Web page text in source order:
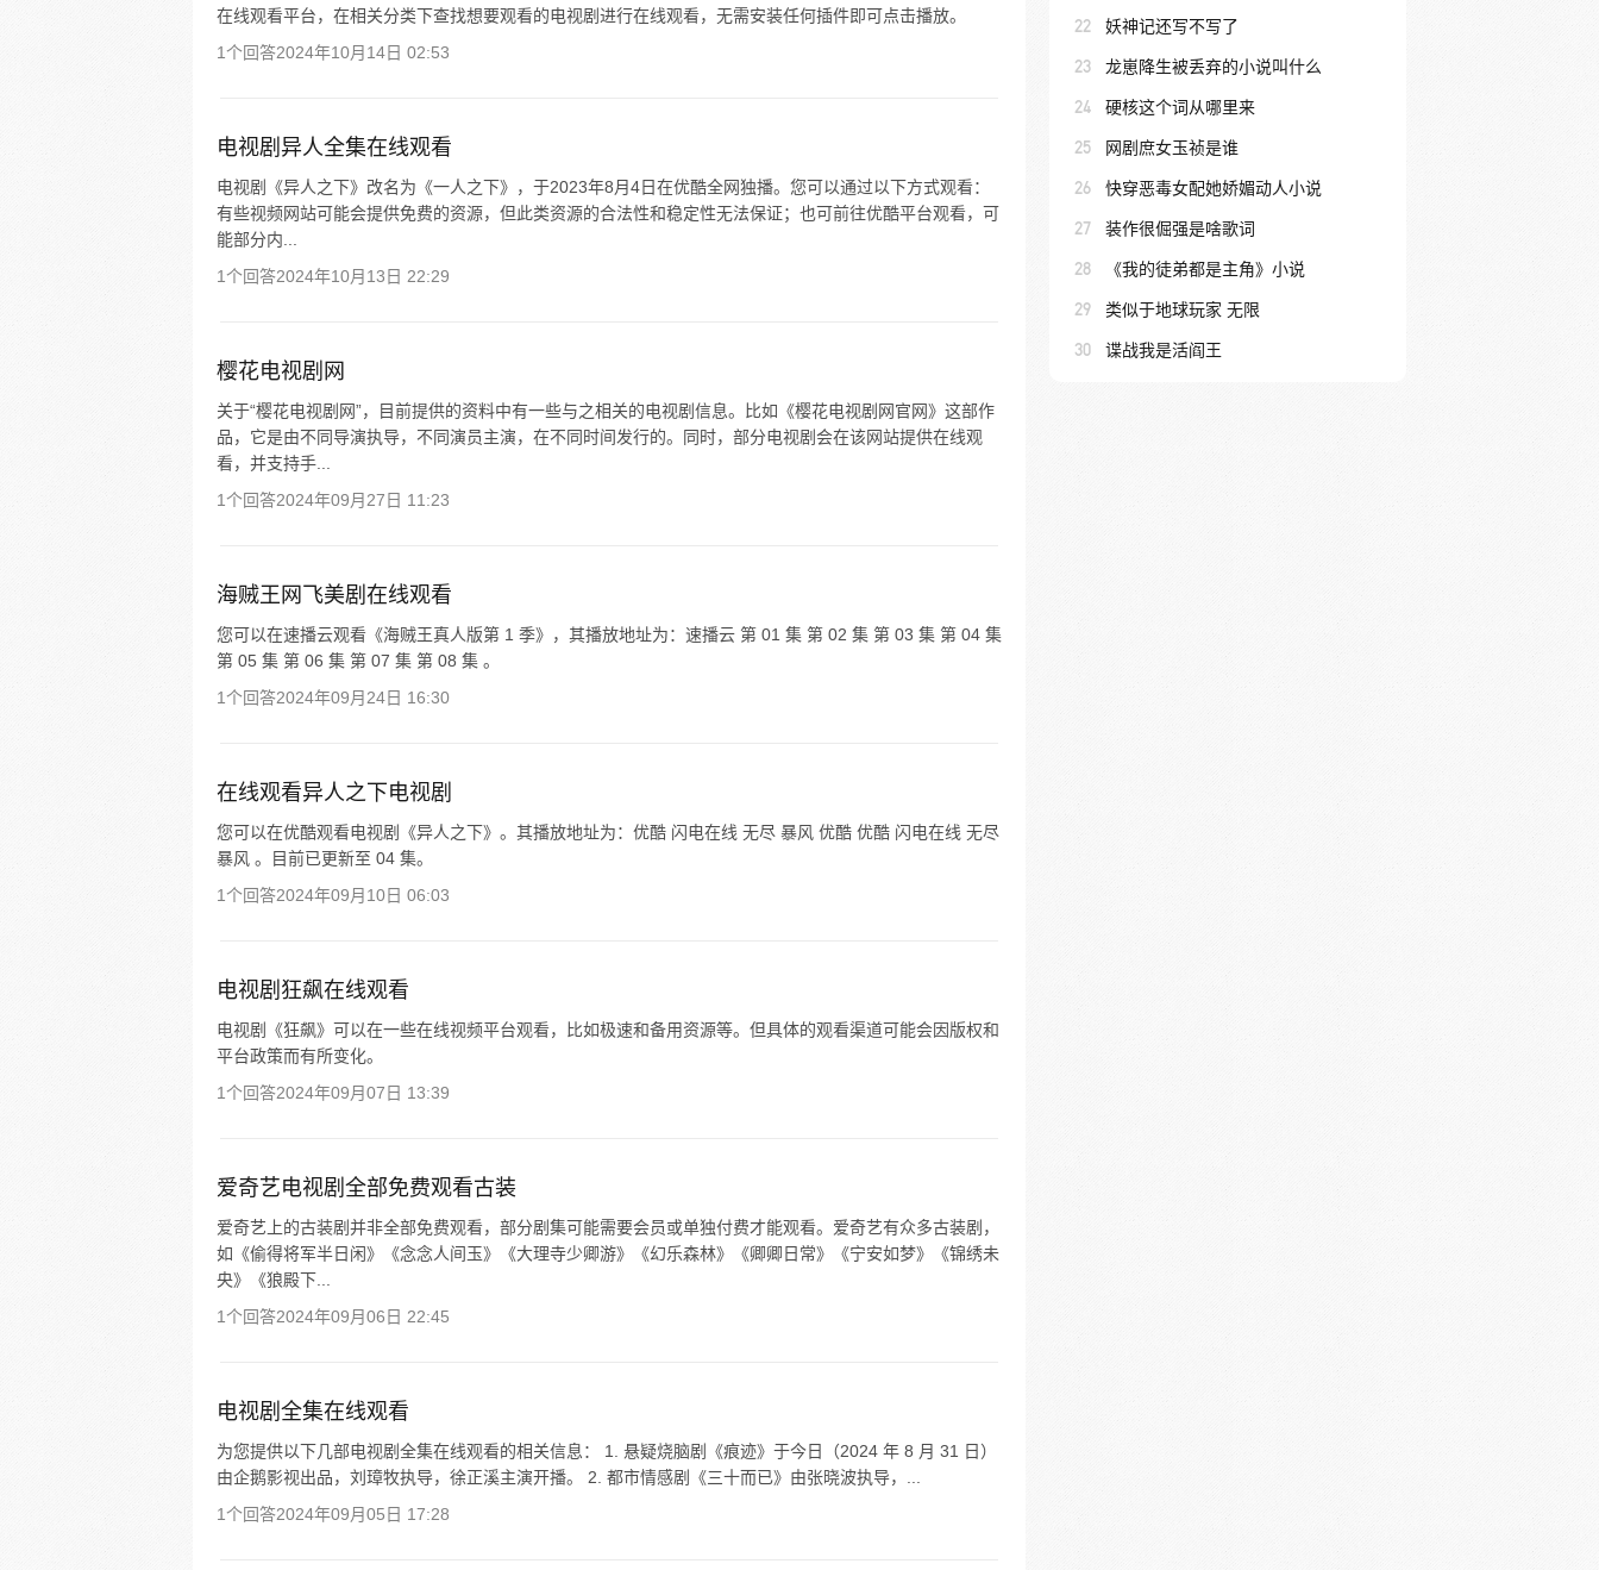
在线观看平台，在相关分类下查找想要观看的电视剧进行在线观看，无需安装任何插件即可点击播放。
1个回答2024年10月14日 02:53
电视剧异人全集在线观看
电视剧《异人之下》改名为《一人之下》，于2023年8月4日在优酷全网独播。您可以通过以下方式观看：
有些视频网站可能会提供免费的资源，但此类资源的合法性和稳定性无法保证；也可前往优酷平台观看，可
能部分内...
1个回答2024年10月13日 22:29
樱花电视剧网
关于“樱花电视剧网”，目前提供的资料中有一些与之相关的电视剧信息。比如《樱花电视剧网官网》这部作
品，它是由不同导演执导，不同演员主演，在不同时间发行的。同时，部分电视剧会在该网站提供在线观
看，并支持手...
1个回答2024年09月27日 11:23
海贼王网飞美剧在线观看
您可以在速播云观看《海贼王真人版第 1 季》，其播放地址为：速播云 第 01 集 第 02 集 第 03 集 第 04 集
第 05 集 第 06 集 第 07 集 第 08 集 。
1个回答2024年09月24日 16:30
在线观看异人之下电视剧
您可以在优酷观看电视剧《异人之下》。其播放地址为：优酷 闪电在线 无尽 暴风 优酷 优酷 闪电在线 无尽
暴风 。目前已更新至 04 集。
1个回答2024年09月10日 06:03
电视剧狂飙在线观看
电视剧《狂飙》可以在一些在线视频平台观看，比如极速和备用资源等。但具体的观看渠道可能会因版权和
平台政策而有所变化。
1个回答2024年09月07日 13:39
爱奇艺电视剧全部免费观看古装
爱奇艺上的古装剧并非全部免费观看，部分剧集可能需要会员或单独付费才能观看。爱奇艺有众多古装剧，
如《偷得将军半日闲》《念念人间玉》《大理寺少卿游》《幻乐森林》《卿卿日常》《宁安如梦》《锦绣未
央》《狼殿下...
1个回答2024年09月06日 22:45
电视剧全集在线观看
为您提供以下几部电视剧全集在线观看的相关信息： 1. 悬疑烧脑剧《痕迹》于今日（2024 年 8 月 31 日）
由企鹅影视出品，刘璋牧执导，徐正溪主演开播。 2. 都市情感剧《三十而已》由张晓波执导，...
1个回答2024年09月05日 17:28
22 妖神记还写不写了
23 龙崽降生被丢弃的小说叫什么
24 硬核这个词从哪里来
25 网剧庶女玉祯是谁
26 快穿恶毒女配她娇媚动人小说
27 装作很倔强是啥歌词
28 《我的徒弟都是主角》小说
29 类似于地球玩家 无限
30 谍战我是活阎王